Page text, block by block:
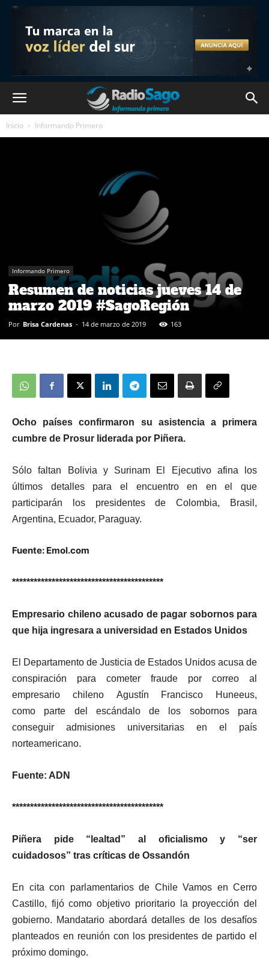
Inicio Informando Primero
Informando Primero
Resumen de noticias jueves 14 de
marzo 2019 #SagoRegión
Por Brisa Cardenas - 14 de marzo de 2019 163
Ocho países confirmaron su asistencia a primera
cumbre de Prosur liderada por Piñera.
Sólo faltan Bolivia y Surinam El Ejecutivo afina los
últimos detalles para el encuentro en en el que
participarán los presidentes de Colombia, Brasil,
Argentina, Ecuador, Paraguay.
Fuente: Emol.com
******************************************
Empresario chileno acusado de pagar sobornos para
que hija ingresara a universidad en Estados Unidos
El Departamento de Justicia de Estados Unidos acusa de
conspiración para cometer fraude por correo al
empresario chileno Agustín Francisco Huneeus,
como parte del escándalo de los sobornos para
conseguir admisiones universitarias en el país
norteamericano.
Fuente: ADN
******************************************
Piñera pide “lealtad” al oficialismo y “ser
cuidadosos” tras críticas de Ossandón
En cita con parlamentarios de Chile Vamos en Cerro
Castillo, fijó como objetivo prioritario la proyección del
gobierno. Mandatario abordará detalles de los desafíos
planteados en reunión con los presidentes de partido el
próximo domingo.